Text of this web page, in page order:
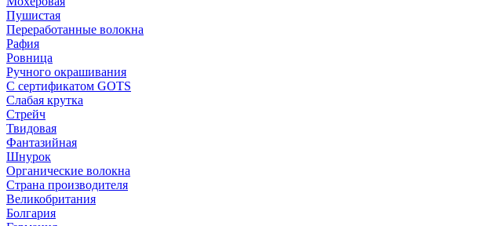
Пушистая
Переработанные волокна
Рафия
Ровница
Ручного окрашивания
С сертификатом GOTS
Слабая крутка
Стрейч
Твидовая
Фантазийная
Шнурок
Органические волокна
Страна производителя
Великобритания
Болгария